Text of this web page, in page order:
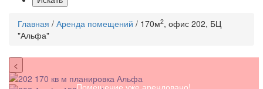
Главная / Аренда помещений / 170м2, офис 202, БЦ
"Альфа"
<